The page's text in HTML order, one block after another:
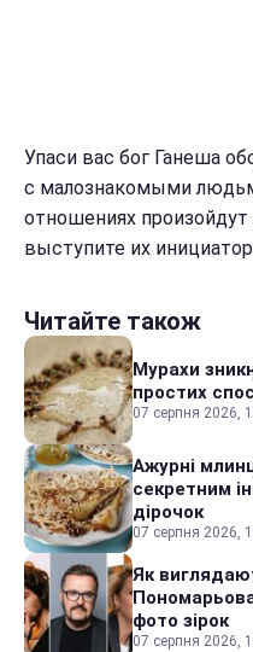
Упаси вас бог Ганеша
с малознакомыми
отношениях
выступите их
Читайте також
Мурахи
простих
07 серпня 2026,
Ажурні
секретним
дірочок
07 серпня 2026,
Як
Пономарьова
фото зірок
07 серпня 2026,